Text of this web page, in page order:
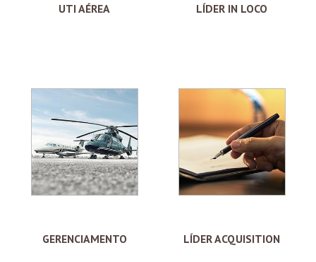
UTI AÉREA LÍDER IN LOCO
GERENCIAMENTO LÍDER ACQUISITION